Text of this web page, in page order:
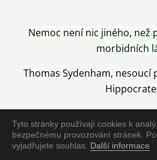
Tyto stránky používají cookies k
bezpečnému provozování stránek.
vyjadřujete souhlas. Další informace
Nemoc není nic jiného, než
morbidních
Thomas Sydenham, nesoucí
Nemoc je vyléčena jen pomocí